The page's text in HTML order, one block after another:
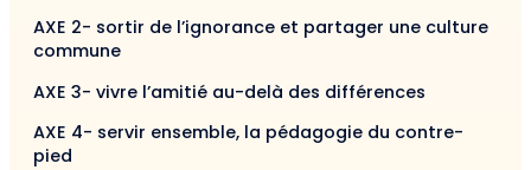
AXE 2- sortir de l’ignorance et partager une culture
commune
AXE 3- vivre l’amitié au-delà des différences
AXE 4- servir ensemble, la pédagogie du contre-
pied